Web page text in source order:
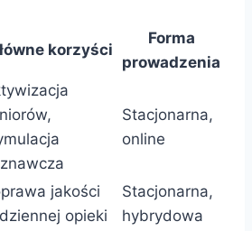
korzyści
Forma
prowadzenia
Stacjonarna,
online
jakości
opieki
Stacjonarna,
hybrydowa